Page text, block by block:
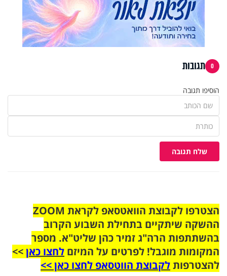
0 תגובות
הוסיפו תגובה
שלח תגובה
הצטרפו לקבוצת הוואטסאפ לקראת ZOOM
ההשקה שיתקיים בתחילת השבוע הקרוב
בהשתתפות הרה"ג זמיר כהן שליט"א. מספר
המקומות מוגבל! לפרטים על המיזם לחצו כאן>>
להצטרפותלקבוצת הווטסאפ לחצו כאן >>